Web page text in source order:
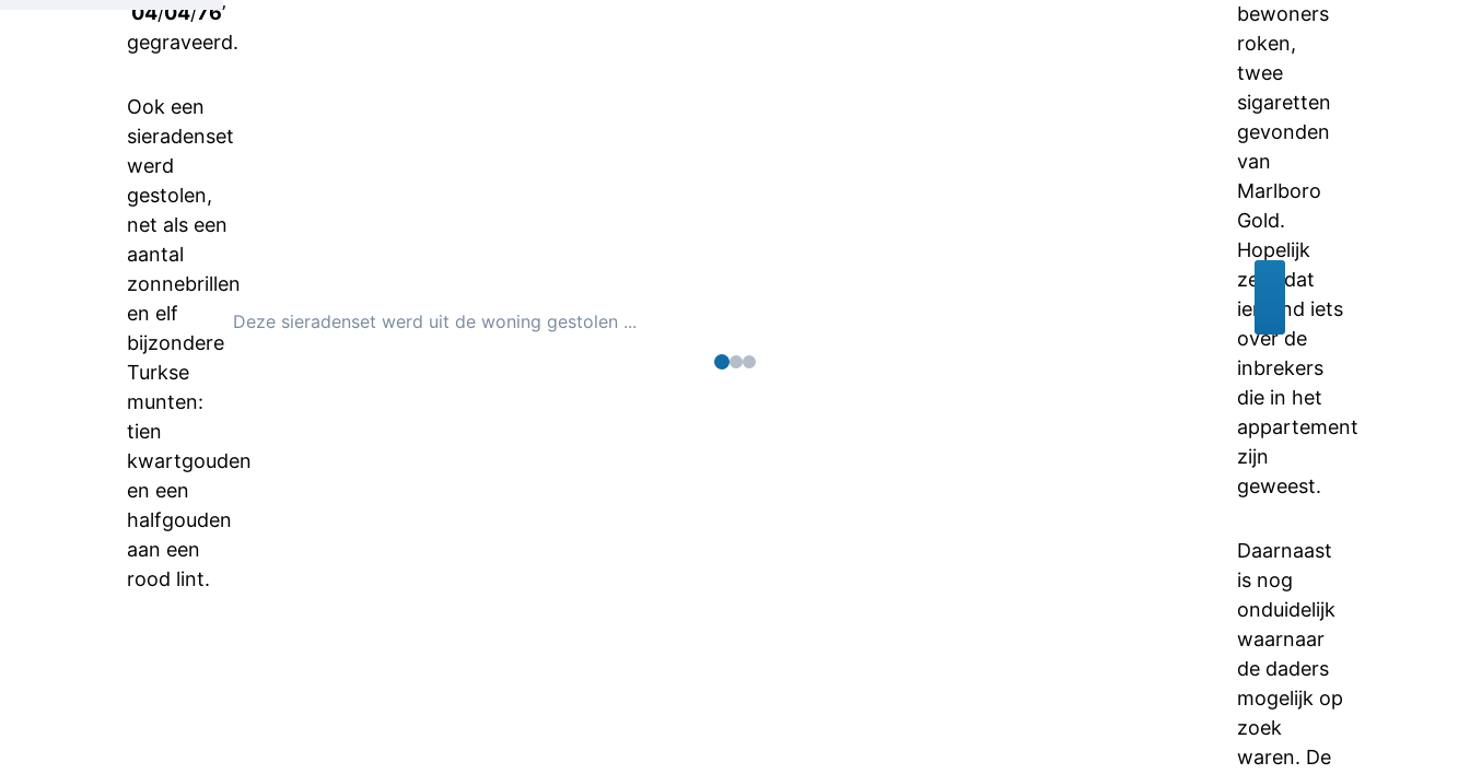
04/04/76’
gegraveerd.
Ook een
sieradenset
werd
gestolen,
net als een
aantal
zonnebrillen
en elf
bijzondere
Turkse
munten:
tien
kwartgouden
en een
halfgouden
aan een
rood lint.
Deze sieradenset werd uit de woning gestolen ...
bewoners
roken,
twee
sigaretten
gevonden
van
Marlboro
Gold.
Hopelijk
zegt dat
iemand iets
over de
inbrekers
die in het
appartement
zijn
geweest.
Daarnaast
is nog
onduidelijk
waarnaar
de daders
mogelijk op
zoek
waren. De